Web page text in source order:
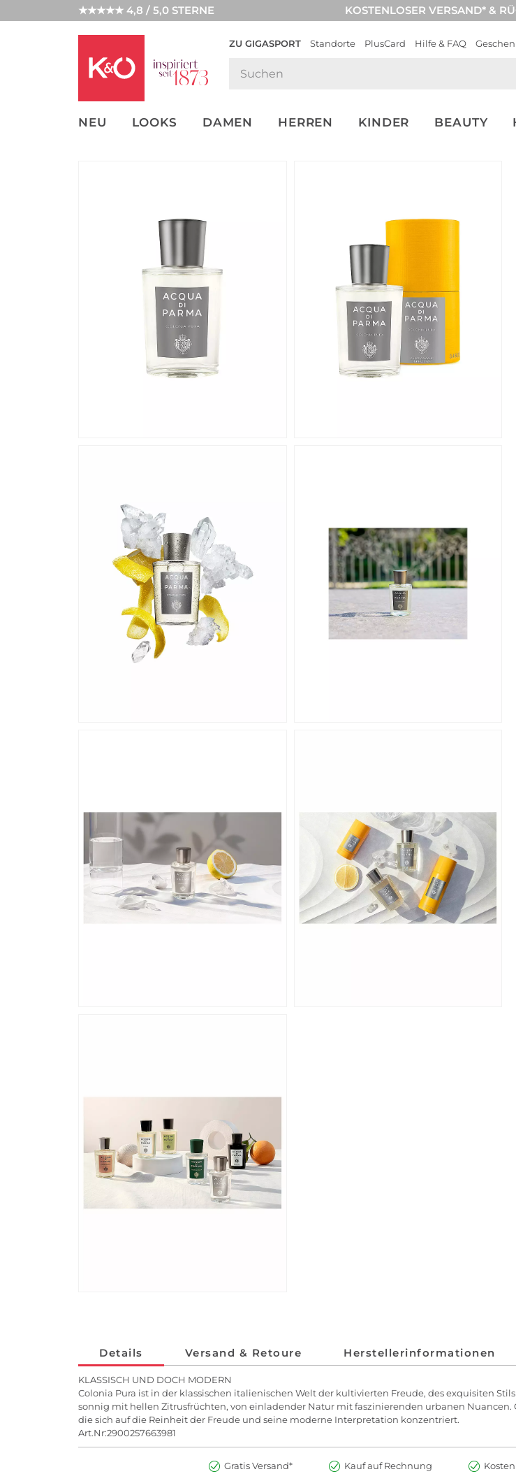
★★★★★ 4,8 / 5,0 STERNE KOSTENLOSER VERSAND* &
ZU GIGASPORT Standorte PlusCard Hilfe & FAQ
NEU LOOKS DAMEN HERREN KINDER BEAUTY
UNSERE APP
CLICK &
Details Versand & Retoure Herstellerinformationen
KLASSISCH UND DOCH MODERN
Colonia Pura ist in der klassischen italienischen Welt der kultivierten Freude, des exquisiten
sonnig mit hellen Zitrusfrüchten, von einladender Natur mit faszinierenden urbanen
die sich auf die Reinheit der Freude und seine moderne Interpretation konzentriert.
Art.Nr:2900257663981
Gratis Versand* Kauf auf Rechnung